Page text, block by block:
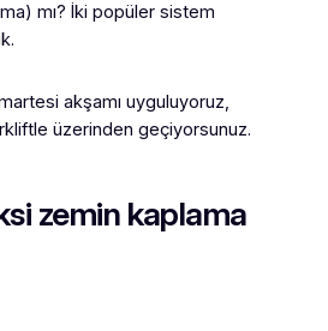
mı? İki popüler sistem
akşamı uyguluyoruz,
üzerinden geçiyorsunuz.
zemin kaplama